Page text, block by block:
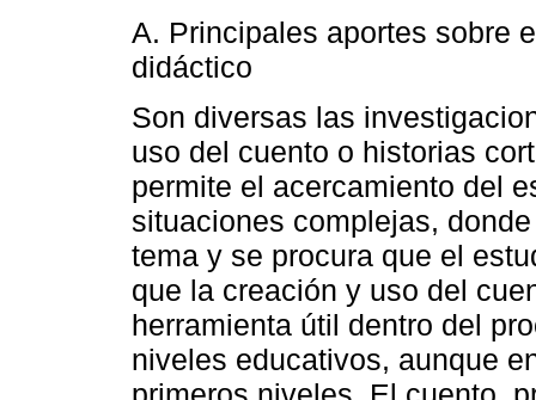
A. Principales aportes sobre
didáctico
Son diversas las
uso del cuento o historias
permite el acercamiento del
situaciones complejas,
tema y se procura que el
que la creación y uso del
herramienta útil dentro del
niveles educativos, aunque